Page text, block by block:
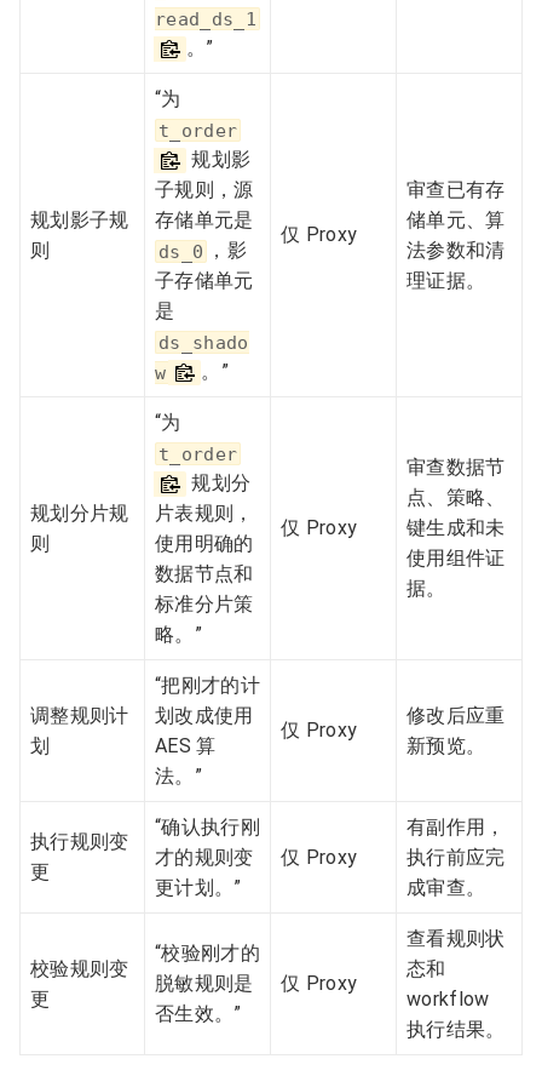
read_ds_1
。”
规划影子规
则
“为
t_order
规划影
子规则，源
存储单元是
ds_0
，影
子存储单元
是
ds_shado
w
。”
仅 Proxy
审查已有存
储单元、算
法参数和清
理证据。
规划分片规
则
“为
t_order
规划分
片表规则，
使用明确的
数据节点和
标准分片策
略。”
仅 Proxy
审查数据节
点、策略、
键生成和未
使用组件证
据。
调整规则计
划
“把刚才的计
划改成使用
AES 算
法。”
仅 Proxy
修改后应重
新预览。
执行规则变
更
“确认执行刚
才的规则变
更计划。”
仅 Proxy
有副作用，
执行前应完
成审查。
校验规则变
更
“校验刚才的
脱敏规则是
否生效。”
仅 Proxy
查看规则状
态和
workflow
执行结果。